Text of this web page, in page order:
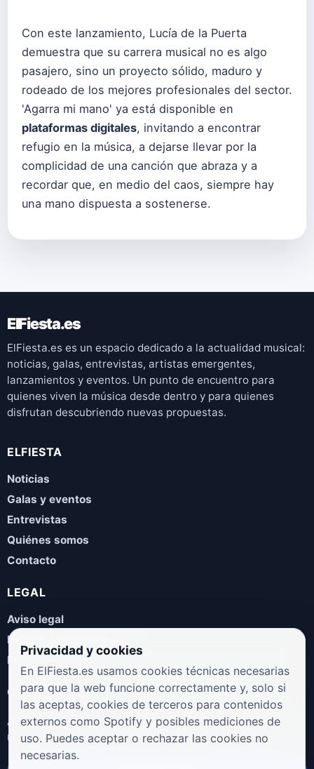
Con este lanzamiento, Lucía de la Puerta
demuestra que su carrera musical no es algo
pasajero, sino un proyecto sólido, maduro y
rodeado de los mejores profesionales del sector.
'Agarra mi mano' ya está disponible en
plataformas digitales, invitando a encontrar
refugio en la música, a dejarse llevar por la
complicidad de una canción que abraza y a
recordar que, en medio del caos, siempre hay
una mano dispuesta a sostenerse.
ElFiesta.es
ElFiesta.es es un espacio dedicado a la actualidad musical:
noticias, galas, entrevistas, artistas emergentes,
lanzamientos y eventos. Un punto de encuentro para
quienes viven la música desde dentro y para quienes
disfrutan descubriendo nuevas propuestas.
ELFIESTA
Noticias
Galas y eventos
Entrevistas
Quiénes somos
Contacto
LEGAL
Aviso legal
Política de privacidad
Política de cookies
COLABORA
¿Eres artista, manager, sello o promotor? Envíanos tus
novedades, galas, entrevistas o propuestas musicales.
Privacidad y cookies
En ElFiesta.es usamos cookies técnicas necesarias
para que la web funcione correctamente y, solo si
las aceptas, cookies de terceros para contenidos
externos como Spotify y posibles mediciones de
uso. Puedes aceptar o rechazar las cookies no
necesarias.